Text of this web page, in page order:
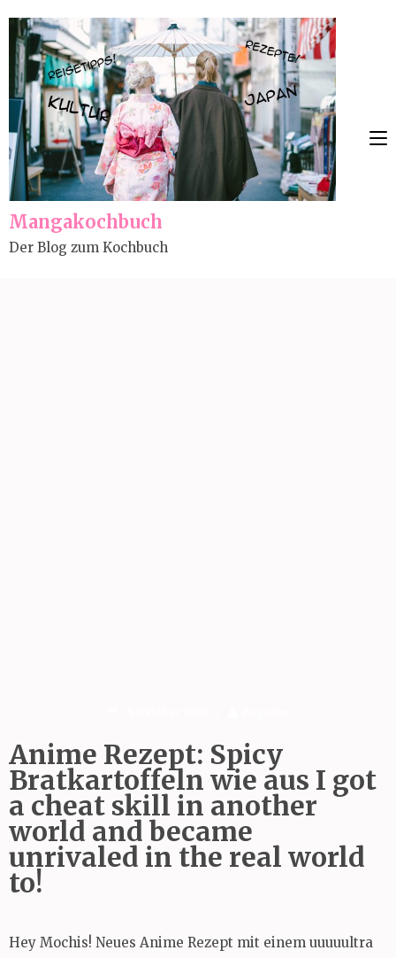
content
(Press
Enter)
Mangakochbuch
Der Blog zum Kochbuch
Anime Rezept: Spicy
Bratkartoffeln wie aus I got
a cheat skill in another
world and became
unrivaled in the real world
to!
Hey Mochis! Neues Anime Rezept mit einem uuuuultra